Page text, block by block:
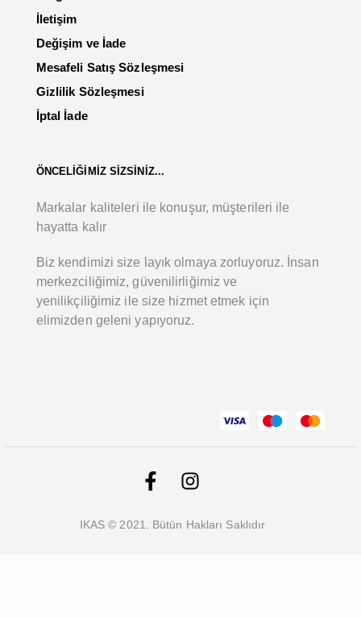
İletişim
Değişim ve İade
Mesafeli Satış Sözleşmesi
Gizlilik Sözleşmesi
İptal İade
ÖNCELİĞİMİZ SİZSİNİZ...
Markalar kaliteleri ile konuşur, müşterileri ile
hayatta kalır
Biz kendimizi size layık olmaya zorluyoruz. İnsan
merkezciliğimiz, güvenilirliğimiz ve
yenilikçiliğimiz ile size hizmet etmek için
elimizden geleni yapıyoruz.
IKAS © 2021. Bütün Hakları Saklıdır